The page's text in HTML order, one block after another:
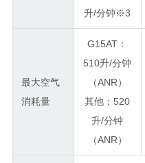
升/分钟※3
最大空气
消耗量
G15AT：
510升/分钟
（ANR）
其他：520
升/分钟
（ANR）